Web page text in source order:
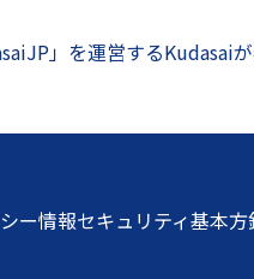
」を運営するKudasai
ー情報セキュリティ基本方